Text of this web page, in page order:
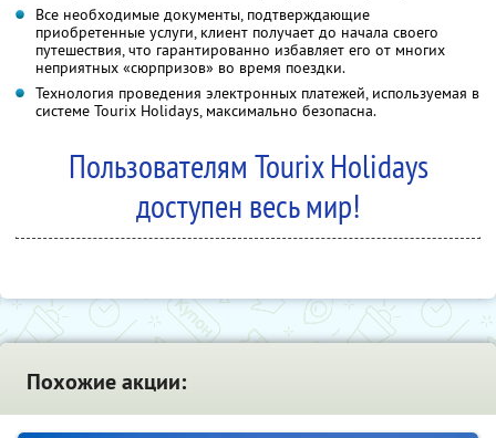
Все необходимые документы, подтверждающие
приобретенные услуги, клиент получает до начала своего
путешествия, что гарантированно избавляет его от многих
неприятных «сюрпризов» во время поездки.
Технология проведения электронных платежей, используемая в
системе Tourix Holidays, максимально безопасна.
Пользователям Tourix Holidays
доступен весь мир!
Похожие акции: